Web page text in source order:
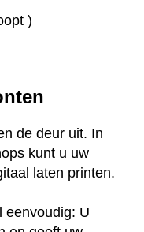
)
de deur uit. In
kunt u uw
laten printen.
eenvoudig: U